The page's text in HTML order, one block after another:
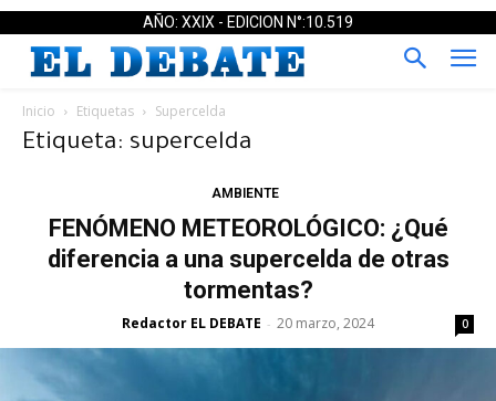
AÑO: XXIX - EDICION N°:10.519
Inicio Etiquetas Supercelda
Etiqueta: supercelda
AMBIENTE
FENÓMENO METEOROLÓGICO: ¿Qué
diferencia a una supercelda de otras
tormentas?
Redactor EL DEBATE - 20 marzo, 2024 0